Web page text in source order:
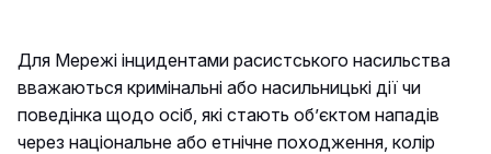
Для Мережі інцидентами расистського насильства
вважаються кримінальні або насильницькі дії чи
поведінка щодо осіб, які стають об’єктом нападів
через національне або етнічне походження, колір